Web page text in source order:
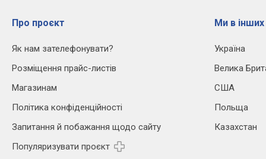
Про проєкт
Як нам зателефонувати?
Розміщення прайс-листів
Магазинам
Політика конфіденційності
Запитання й побажання щодо сайту
Популяризувати проєкт
Ми в інших
Україна
Велика
США
Польща
Казахстан